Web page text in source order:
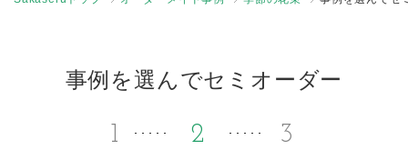
事例を選んでセミオーダー
1 2 3